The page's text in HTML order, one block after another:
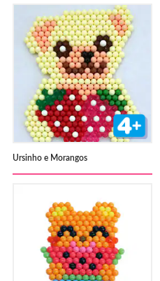
Ursinho e Morangos